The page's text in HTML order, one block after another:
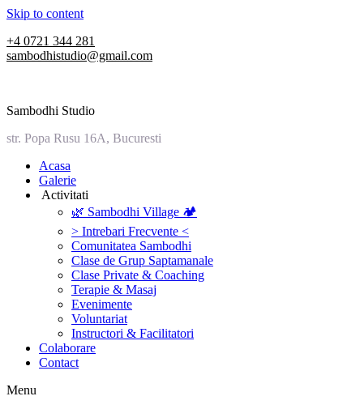
Skip to content
+4 0721 344 281
sambodhistudio@gmail.com
Sambodhi Studio
str. Popa Rusu 16A, Bucuresti
‎Acasa
Galerie
‎ ‎Activitati‎
🌿 Sambodhi Village 🏕️
> Intrebari Frecvente <
Comunitatea Sambodhi
Clase de Grup Saptamanale
Clase Private & Coaching
Terapie & Masaj
‎Evenimente
Voluntariat
‏‏‎Instructori & Facilitatori
Colaborare
Contact
Menu